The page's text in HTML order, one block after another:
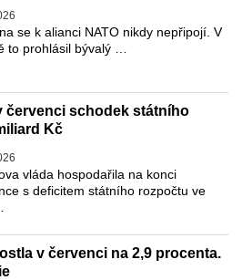
se k alianci NATO nikdy nepřipojí. V
to prohlásil bývalý …
červenci schodek státního
Kč
vláda hospodařila na konci
s deficitem státního rozpočtu ve
v červenci na 2,9 procenta.